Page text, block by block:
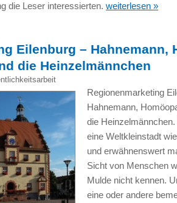
die Leser interessierten. weiterlesen »
Eilenburg – Hahnemann,
die Heinzelmännchen
Regionenmarketing
Hahnemann,
die
eine Weltkleinstadt
und erwähnenswert
Sicht von Menschen
Mulde nicht kennen.
eine oder andere